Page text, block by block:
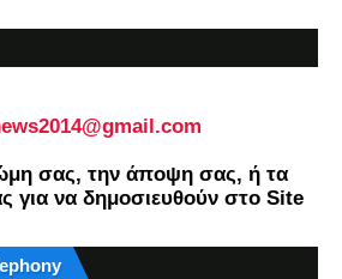
σας, την άποψη σας, ή τα
για να δημοσιευθούν στο Site